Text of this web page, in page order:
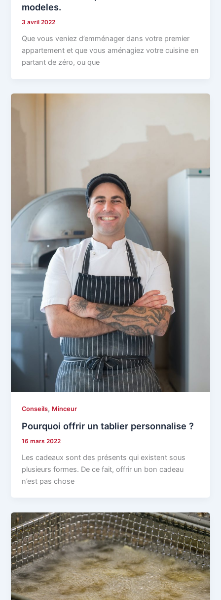
modeles.
3 avril 2022
Que vous veniez d’emménager dans votre premier
appartement et que vous aménagiez votre cuisine en
partant de zéro, ou que
Conseils, Minceur
Pourquoi offrir un tablier personnalise ?
16 mars 2022
Les cadeaux sont des présents qui existent sous
plusieurs formes. De ce fait, offrir un bon cadeau
n’est pas chose